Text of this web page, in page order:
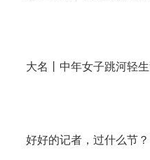
大名丨中年女子跳河轻
好好的记者，过什么节？